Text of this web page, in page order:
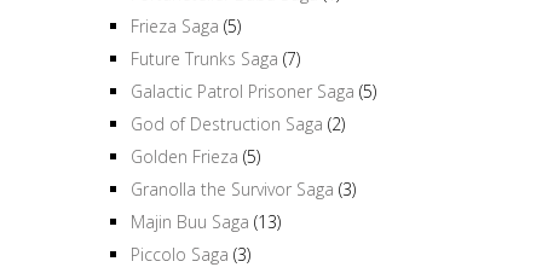
Frieza Saga (5)
Future Trunks Saga (7)
Galactic Patrol Prisoner Saga (5)
God of Destruction Saga (2)
Golden Frieza (5)
Granolla the Survivor Saga (3)
Majin Buu Saga (13)
Piccolo Saga (3)